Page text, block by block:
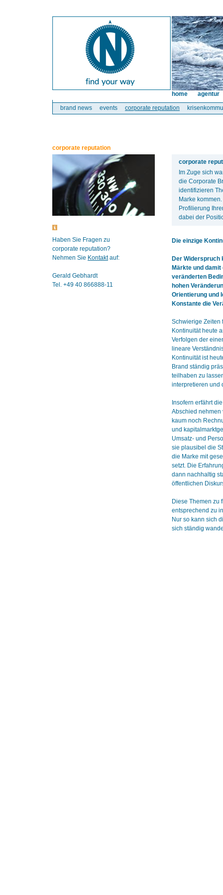
brand news events corporate reputation
home agentur
corporate reputation
Haben Sie Fragen zu
corporate reputation?
Nehmen Sie Kontaktauf:
Gerald Gebhardt
Tel. +49 40 866888-11
corporate
Im Zuge sich
die Corporate
identifizieren
Marke
Profilierung
dabei der
Die einzige
Der Widerspruch
Märkte und
veränderten
hohen
Orientierung und
Konstante die
Schwierige Zeiten
Kontinuität heute
Verfolgen der
lineare
Kontinuität ist
Brand ständig
teilhaben zu
interpretieren und
Insofern erfährt
Abschied nehmen
kaum noch
und
Umsatz- und
sie plausibel die
die Marke mit
setzt. Die
dann nachhaltig
öffentlichen
Diese Themen zu
entsprechend zu
Nur so kann sich
sich ständig